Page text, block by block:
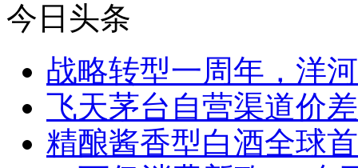
今日头条
战略转型一周年，洋
飞天茅台自营渠道价
精酿酱香型白酒全球